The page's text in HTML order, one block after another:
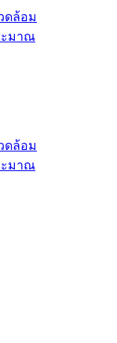
ดล้อม
ะมาณ
ดล้อม
ะมาณ